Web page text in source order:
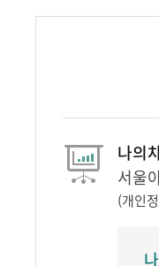
나의
서울
(개인